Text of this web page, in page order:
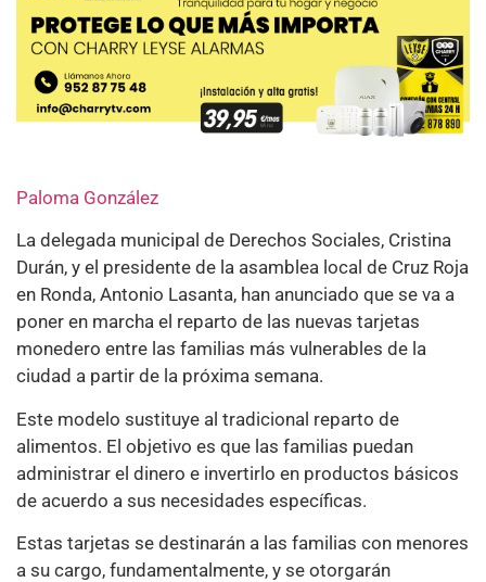
Paloma González
La delegada municipal de Derechos Sociales, Cristina
Durán, y el presidente de la asamblea local de Cruz Roja
en Ronda, Antonio Lasanta, han anunciado que se va a
poner en marcha el reparto de las nuevas tarjetas
monedero entre las familias más vulnerables de la
ciudad a partir de la próxima semana.
Este modelo sustituye al tradicional reparto de
alimentos. El objetivo es que las familias puedan
administrar el dinero e invertirlo en productos básicos
de acuerdo a sus necesidades específicas.
Estas tarjetas se destinarán a las familias con menores
a su cargo, fundamentalmente, y se otorgarán